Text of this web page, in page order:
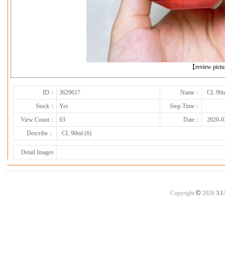
【review
下一张
ID： 3629617 Name：
CL
Stock：
Yes
Stop Time：
View Count：
63 Date：
2026-
Describe：
CL 90ml (6)
Detail Images
Copyright ©2020